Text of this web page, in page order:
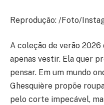
Reprodução: /Foto/
A coleção de verão
apenas vestir. Ela quer
pensar. Em um mundo
Ghesquière propõe
pelo corte impecável,